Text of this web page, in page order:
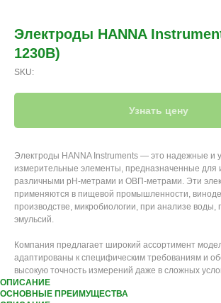
Электроды HANNA
1230B)
SKU:
Узнать цену
Электроды HANNA Instruments — это надежные и
измерительные элементы, предназначенные для
различными рН-метрами и ОВП-метрами. Эти
применяются в пищевой промышленности,
производстве, микробиологии, при анализе воды,
эмульсий.
Компания предлагает широкий ассортимент
адаптированы к специфическим требованиям и
высокую точность измерений даже в сложных
ОПИСАНИЕ
ОСНОВНЫЕ ПРЕИМУЩЕСТВА